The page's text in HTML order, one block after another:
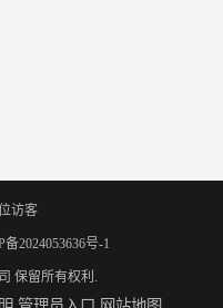
访客
备2024053636号-1
保留所有权利.